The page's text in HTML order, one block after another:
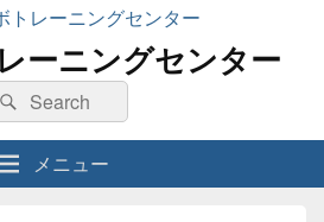
ーニングセンター
検
:
検
索
メニュー